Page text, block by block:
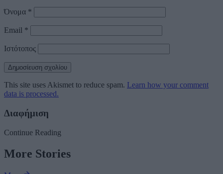
Όνομα *
Email *
Ιστότοπος
This site uses Akismet to reduce spam. Learn how your comment
data is processed.
Διαφήμιση
Continue Reading
More Stories